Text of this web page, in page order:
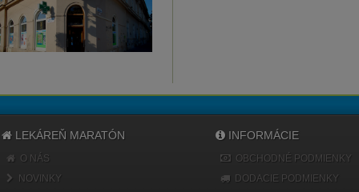
LEKÁREŇ MARATÓN
O NÁS
NOVINKY
INFORMÁCIE
OBCHODNÉ PODMIENKY
DODACIE PODMIENKY